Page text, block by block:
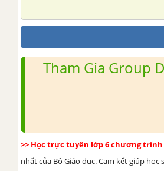
Tham Gia Group
>> Học trực tuyến lớp 6 chương
nhất của Bộ Giáo dục. Cam kết giúp